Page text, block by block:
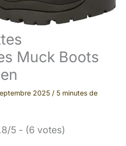
Muck Boots
2025 / 5 minutes de
5 - (6 votes)